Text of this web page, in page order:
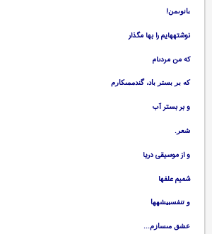
بانوىمن!
نوشته‏هايم را بها مگذار
كه من مردى‏ام‏
كه بر بستر باد، گندممى‏كارم‏
و بر بستر آب‏
شعر.
و از موسيقى دريا
شميم علفها
و تنفسبيشه‏ها
عشق مى‏سازم...